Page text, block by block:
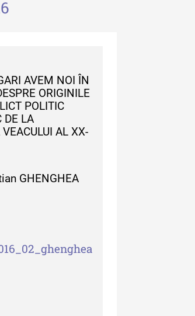
Etnografic
XXI / 2021
Etnografic
/ 2020
de mediere
de
AVEM NOI ÎN
ORIGINILE
POLITIC
DE LA
AL XX-
GHENGHEA